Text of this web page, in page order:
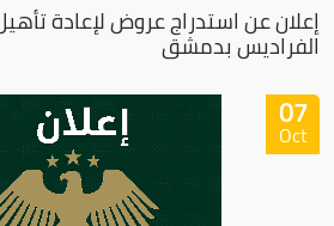
إعلان عن استدراج عروض لإعادة
الفراديس بدمشق
07
Oct